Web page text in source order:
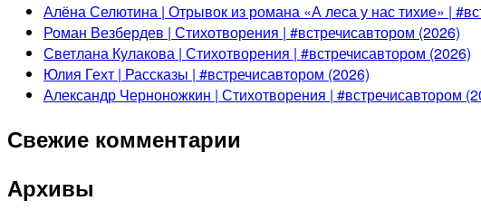
Алёна Селютина | Отрывок из романа «А леса у нас тихие» |
Роман Везбердев | Стихотворения | #встречисавтором (2026)
Светлана Кулакова | Стихотворения | #встречисавтором (2026)
Юлия Гехт | Рассказы | #встречисавтором (2026)
Александр Черноножкин | Стихотворения | #встречисавтором
Свежие комментарии
Архивы